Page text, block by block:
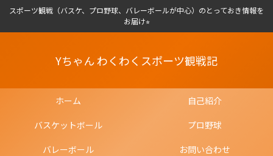
スポーツ観戦（バスケ、プロ野球、バレーボールが中心）のとっておき情報を
お届け⭐︎
Yちゃん わくわくスポーツ観戦記
ホーム
自己紹介
バスケットボール
プロ野球
バレーボール
お問い合わせ